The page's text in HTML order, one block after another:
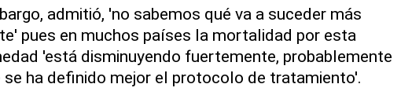
admitió, 'no sabemos qué va a suceder más
pues en muchos países la mortalidad por esta
'está disminuyendo fuertemente, probablemente
se ha definido mejor el protocolo de tratamiento'.